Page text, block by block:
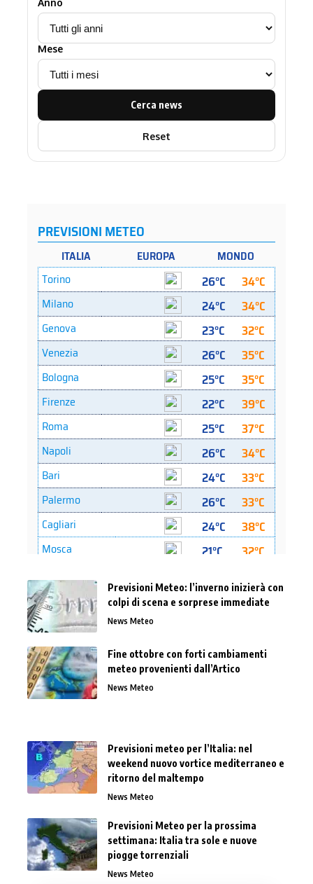
Anno
Mese
Cerca news
Reset
Previsioni Meteo: l’inverno inizierà con
colpi di scena e sorprese immediate
News Meteo
Fine ottobre con forti cambiamenti
meteo provenienti dall’Artico
News Meteo
Previsioni meteo per l’Italia: nel
weekend nuovo vortice mediterraneo e
ritorno del maltempo
News Meteo
Previsioni Meteo per la prossima
settimana: Italia tra sole e nuove
piogge torrenziali
News Meteo